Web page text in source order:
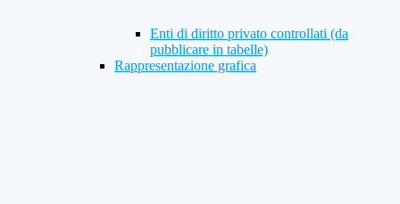
Enti di diritto privato controllati (da
pubblicare in tabelle)
Rappresentazione grafica